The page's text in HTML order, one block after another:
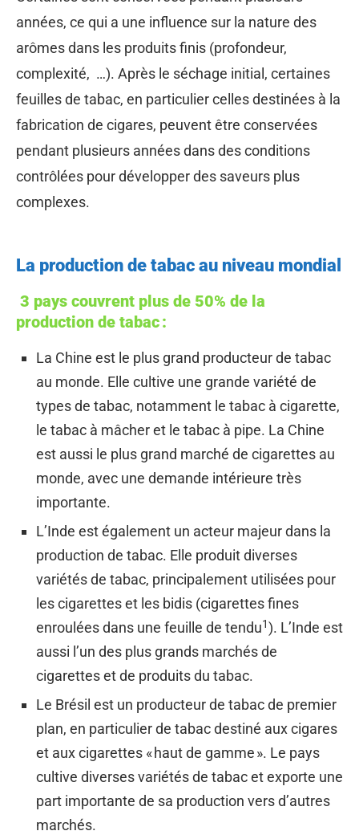
années, ce qui a une influence sur la nature des
arômes dans les produits finis (profondeur,
complexité, …). Après le séchage initial, certaines
feuilles de tabac, en particulier celles destinées à la
fabrication de cigares, peuvent être conservées
pendant plusieurs années dans des conditions
contrôlées pour développer des saveurs plus
complexes.
La production de tabac au niveau mondial
3 pays couvrent plus de 50% de la
production de tabac :
La Chine est le plus grand producteur de tabac
au monde. Elle cultive une grande variété de
types de tabac, notamment le tabac à cigarette,
le tabac à mâcher et le tabac à pipe. La Chine
est aussi le plus grand marché de cigarettes au
monde, avec une demande intérieure très
importante.
L’Inde est également un acteur majeur dans la
production de tabac. Elle produit diverses
variétés de tabac, principalement utilisées pour
les cigarettes et les bidis (cigarettes fines
enroulées dans une feuille de tendu1). L’Inde est
aussi l’un des plus grands marchés de
cigarettes et de produits du tabac.
Le Brésil est un producteur de tabac de premier
plan, en particulier de tabac destiné aux cigares
et aux cigarettes « haut de gamme ». Le pays
cultive diverses variétés de tabac et exporte une
part importante de sa production vers d’autres
marchés.